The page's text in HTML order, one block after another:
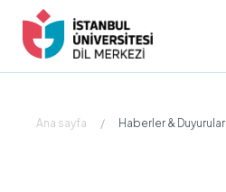
Ana sayfa / Haberler & Duyurular